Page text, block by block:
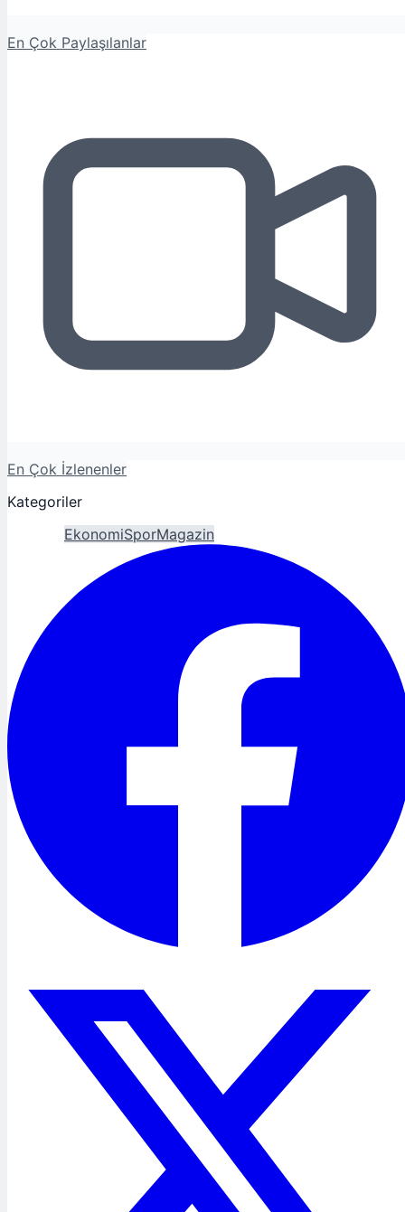
En Çok Paylaşılanlar
En Çok İzlenenler
Kategoriler
EkonomiSporMagazin